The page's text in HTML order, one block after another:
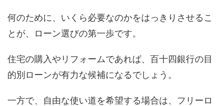
何のために、いくら必要なのかをはっきりさせるこ
とが、ローン選びの第一歩です。
住宅の購入やリフォームであれば、百十四銀行の目
的別ローンが有力な候補になるでしょう。
一方で、自由な使い道を希望する場合は、フリーロ